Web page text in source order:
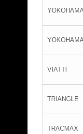
VIATTI
TRIANGLE
TRACMAX